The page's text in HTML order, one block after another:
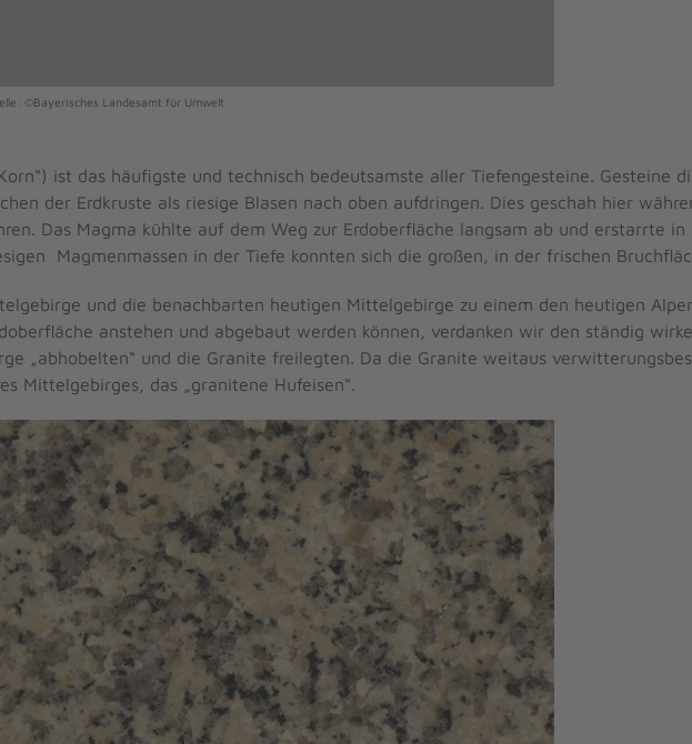
©Bayerisches Landesamt für Umwelt
ist das häufigste und technisch bedeutsamste aller Tiefengesteine. Gesteine
der Erdkruste als riesige Blasen nach oben aufdringen. Dies geschah hier
Das Magma kühlte auf dem Weg zur Erdoberfläche langsam ab und erstarrte
Magmenmassen in der Tiefe konnten sich die großen, in der frischen
und die benachbarten heutigen Mittelgebirge zu einem den heutigen
anstehen und abgebaut werden können, verdanken wir den ständig
„abhobelten“ und die Granite freilegten. Da die Granite weitaus
Mittelgebirges, das „granitene Hufeisen“.